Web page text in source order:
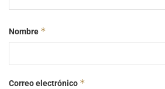
Nombre *
Correo electrónico *